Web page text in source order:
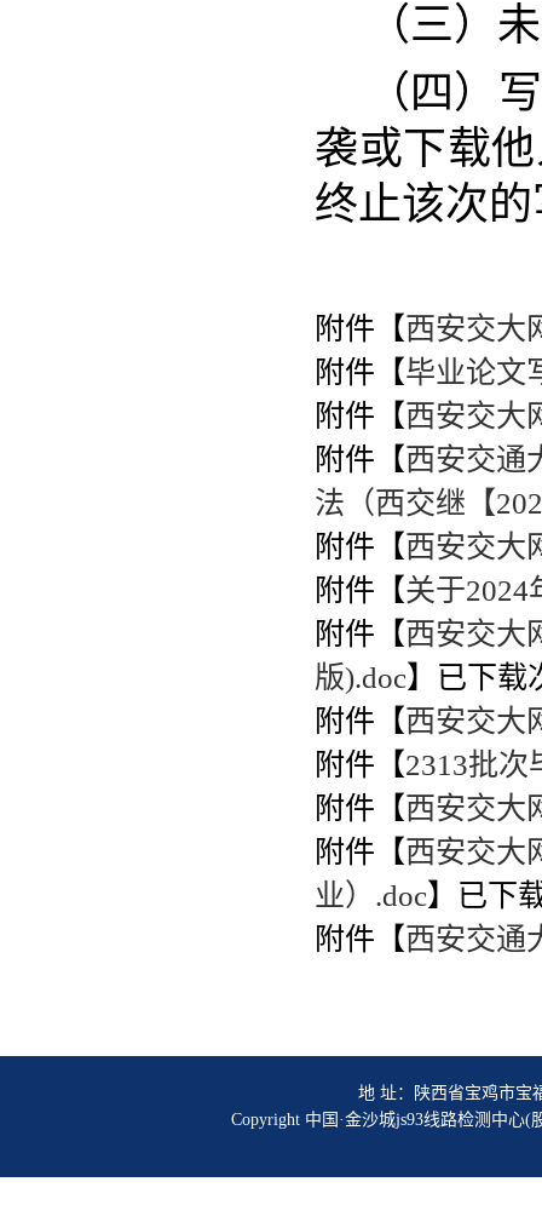
（三）
（四）
袭或下载
终止该次
附件【西安交大
附件【毕业论文
附件【西安交大
附件【西安交通
法（西交继【
附件【西安交大
附件【关于2024
附件【西安交大
版).doc】 已下载
附件【西安交大
附件【2313批次
附件【西安交大
附件【西安交大
业）.doc】
已下
附件【西安交通
地 址：陕西省宝鸡市宝
Copyright 中国·金沙城js93线路检测中心(